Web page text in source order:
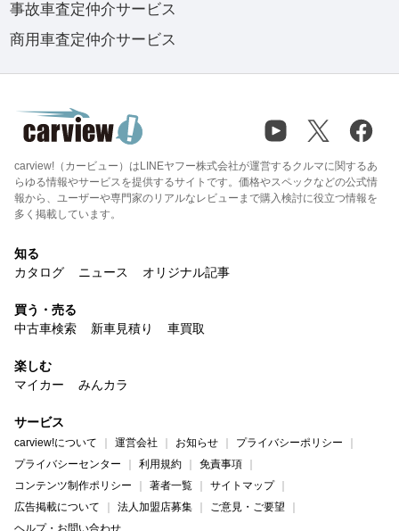
事故車査定仲介サービス
商用車査定仲介サービス
carview!（カービュー）はLINEヤフー株式会社が運営するクルマに関するあ
らゆる情報やサービスを提供するサイトです。価格やスペックなどの公式情
報から、ユーザーや専門家のリアルなレビューまで購入検討に役立つ情報を
多く掲載しています。
知る
カタログ
ニュース オリジナル記事
買う・売る
中古車検索
新車見積り 車買取
楽しむ
マイカー
みんカラ
サービス
carview!について 運営会社 お知らせ
プライバシーポリシー
プライバシーセンター
利用規約
免責事項
コンテンツ制作ポリシー
著者一覧
サイトマップ
広告掲載について
法人加盟店募集
ご意見・ご要望
ヘルプ・お問い合わせ